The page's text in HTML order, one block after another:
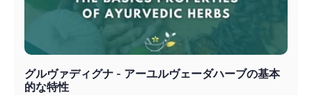
グルヴァディグナ - アーユルヴェーダハーブの基本
的な特性